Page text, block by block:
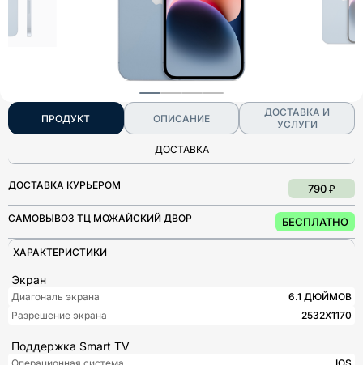
ПРОДУКТ ОПИСАНИЕ
ДОСТАВКА И
УСЛУГИ
ДОСТАВКА
ДОСТАВКА КУРЬЕРОМ 790 ₽
САМОВЫВОЗ ТЦ МОЖАЙСКИЙ ДВОР БЕСПЛАТНО
ХАРАКТЕРИСТИКИ
Экран
Диагональ экрана
6.1 ДЮЙМОВ
Разрешение экрана
2532X1170
Поддержка Smart TV